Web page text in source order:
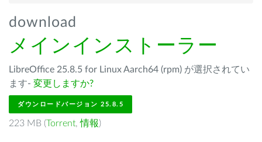
download
メインインストーラー
LibreOffice 25.8.5 for Linux Aarch64 (rpm) が選択されてい
ます- 変更しますか?
ダウンロードバージョン 25.8.5
223 MB (Torrent,情報)